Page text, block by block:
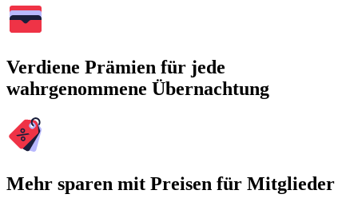
Verdiene Prämien für jede
wahrgenommene Übernachtung
Mehr sparen mit Preisen für Mitglieder